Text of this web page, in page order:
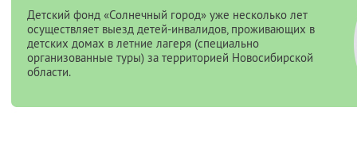
Детский фонд «Солнечный город» уже несколько лет
осуществляет выезд детей-инвалидов, проживающих в
детских домах в летние лагеря (специально
организованные туры) за территорией Новосибирской
области.